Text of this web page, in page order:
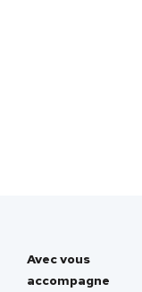
Avec vous
accompagne